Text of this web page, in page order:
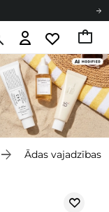
Ādas vajadzības